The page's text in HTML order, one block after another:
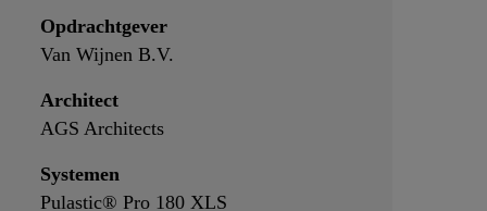
Opdrachtgever
Van Wijnen B.V.
Architect
AGS Architects
Systemen
Pulastic® Pro 180 XLS